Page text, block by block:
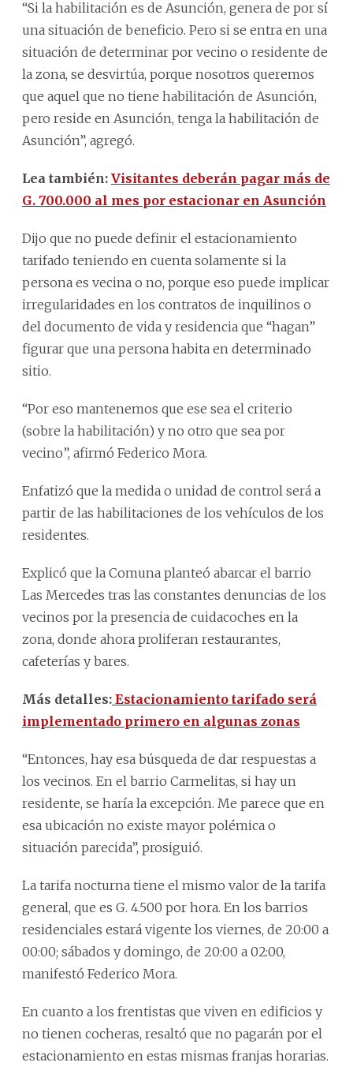
“Si la habilitación es de Asunción, genera de por sí
una situación de beneficio. Pero si se entra en una
situación de determinar por vecino o residente de
la zona, se desvirtúa, porque nosotros queremos
que aquel que no tiene habilitación de Asunción,
pero reside en Asunción, tenga la habilitación de
Asunción”, agregó.
Lea también: Visitantes deberán pagar más de
G. 700.000 al mes por estacionar en Asunción
Dijo que no puede definir el estacionamiento
tarifado teniendo en cuenta solamente si la
persona es vecina o no, porque eso puede implicar
irregularidades en los contratos de inquilinos o
del documento de vida y residencia que “hagan”
figurar que una persona habita en determinado
sitio.
“Por eso mantenemos que ese sea el criterio
(sobre la habilitación) y no otro que sea por
vecino”, afirmó Federico Mora.
Enfatizó que la medida o unidad de control será a
partir de las habilitaciones de los vehículos de los
residentes.
Explicó que la Comuna planteó abarcar el barrio
Las Mercedes tras las constantes denuncias de los
vecinos por la presencia de cuidacoches en la
zona, donde ahora proliferan restaurantes,
cafeterías y bares.
Más detalles: Estacionamiento tarifado será
implementado primero en algunas zonas
“Entonces, hay esa búsqueda de dar respuestas a
los vecinos. En el barrio Carmelitas, si hay un
residente, se haría la excepción. Me parece que en
esa ubicación no existe mayor polémica o
situación parecida”, prosiguió.
La tarifa nocturna tiene el mismo valor de la tarifa
general, que es G. 4.500 por hora. En los barrios
residenciales estará vigente los viernes, de 20:00 a
00:00; sábados y domingo, de 20:00 a 02:00,
manifestó Federico Mora.
En cuanto a los frentistas que viven en edificios y
no tienen cocheras, resaltó que no pagarán por el
estacionamiento en estas mismas franjas horarias.